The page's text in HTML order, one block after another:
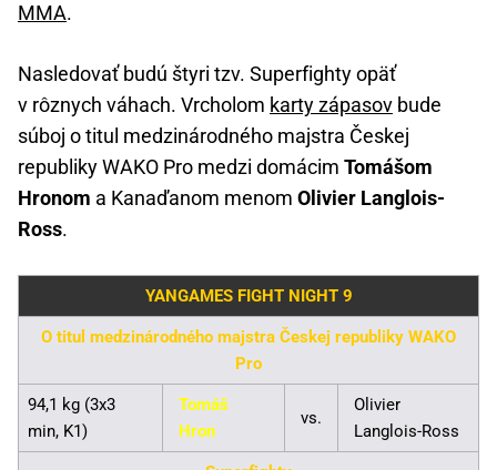
MMA.
Nasledovať budú štyri tzv. Superfighty opäť
v rôznych váhach. Vrcholom karty zápasov bude
súboj o titul medzinárodného majstra Českej
republiky WAKO Pro medzi domácim Tomášom
Hronom a Kanaďanom menom Olivier Langlois-
Ross.
YANGAMES FIGHT NIGHT 9
O titul medzinárodného majstra Českej republiky WAKO
Pro
94,1 kg (3x3
min, K1)
Tomáš
Hron
vs.
Olivier
Langlois-Ross